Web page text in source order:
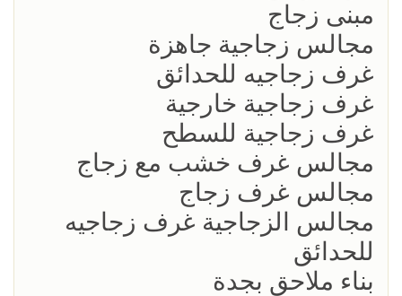
مبنى زجاج
مجالس زجاجية جاهزة
غرف زجاجيه للحدائق
غرف زجاجية خارجية
غرف زجاجية للسطح
مجالس غرف خشب مع زجاج
مجالس غرف زجاج
مجالس الزجاجية غرف زجاجيه
للحدائق
بناء ملاحق بجدة